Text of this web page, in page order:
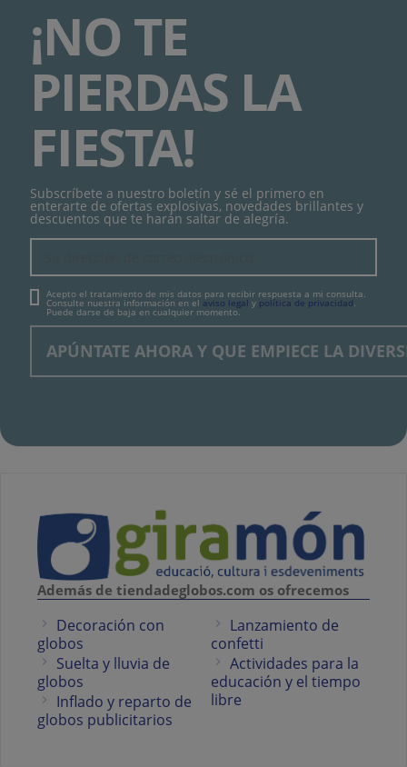
¡NO TE
PIERDAS LA
FIESTA!
Subscríbete a nuestro boletín y sé el primero en
enterarte de ofertas explosivas, novedades brillantes y
descuentos que te harán saltar de alegría.
Acepto el tratamiento de mis datos para recibir respuesta a mi consulta.
Consulte nuestra información en el aviso legal y política de privacidad.
Puede darse de baja en cualquier momento.
Además de tiendadeglobos.com os ofrecemos
Decoración con
globos
Suelta y lluvia de
globos
Inflado y reparto de
globos publicitarios
Lanzamiento de
confetti
Actividades para la
educación y el tiempo
libre